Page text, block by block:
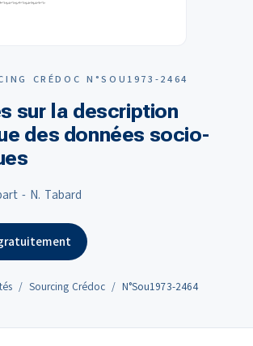
CRÉDOC N°SOU1973-2464
sur la description
des données socio-
- N. Tabard
Sourcing Crédoc N°Sou1973-2464